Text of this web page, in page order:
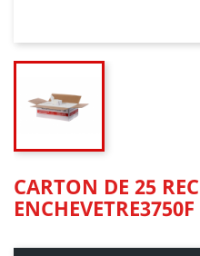
CARTON DE 25
ENCHEVETRE3750F